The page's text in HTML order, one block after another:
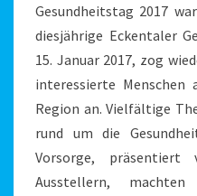
Gesundheitstag 2017
diesjährige Eckentaler
15. Januar 2017, zog
interessierte Menschen
Region an. Vielfältige
rund um die
Vorsorge,
Ausstellern,